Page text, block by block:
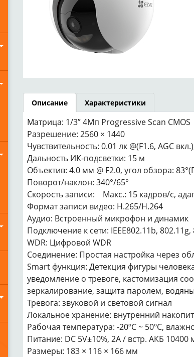
Описание Характеристики
Матрица: 1/3” 4Мп Progressive Scan CMOS
Разрешение: 2560 × 1440
Чувствительность: 0.01 лк @(F1.6, AGC
Дальность ИК-подсветки: 15 м
Объектив: 4.0 мм @ F2.0, угол обзора:
Поворот/наклон: 340°/65°
Скорость записи: Макс.: 15 кадров/с,
Формат записи видео: H.265/H.264
Аудио: Встроенный микрофон и динамик
Подключение к сети: IEEE802.11b,
WDR: Цифровой WDR
Соединение: Простая настройка через
Smart функция: Детекция фигуры
уведомление о тревоге, кастомизация
зеркалирование, защита паролем,
Тревога: звуковой и световой сигнал
Локальное хранение: внутренний
Рабочая температура: -20ºC ~ 50ºC,
Питание: DC 5V±10%, 2А / встр. АКБ 10400
Размеры: 183 × 116 × 166 мм